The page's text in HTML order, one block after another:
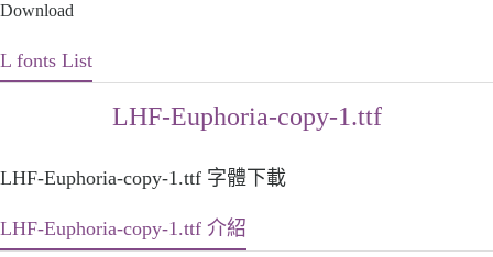
Download
L fonts List
LHF-Euphoria-copy-1.ttf
LHF-Euphoria-copy-1.ttf 字體下載
LHF-Euphoria-copy-1.ttf 介紹